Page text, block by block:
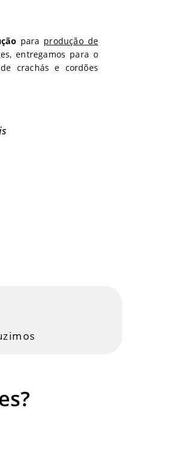
para produção de
, entregamos para o
crachás e cordões